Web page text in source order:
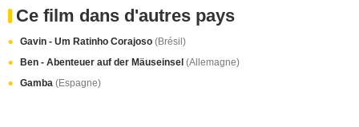
Ce film dans d'autres pays
Gavin - Um Ratinho Corajoso (Brésil)
Ben - Abenteuer auf der Mäuseinsel (Allemagne)
Gamba (Espagne)